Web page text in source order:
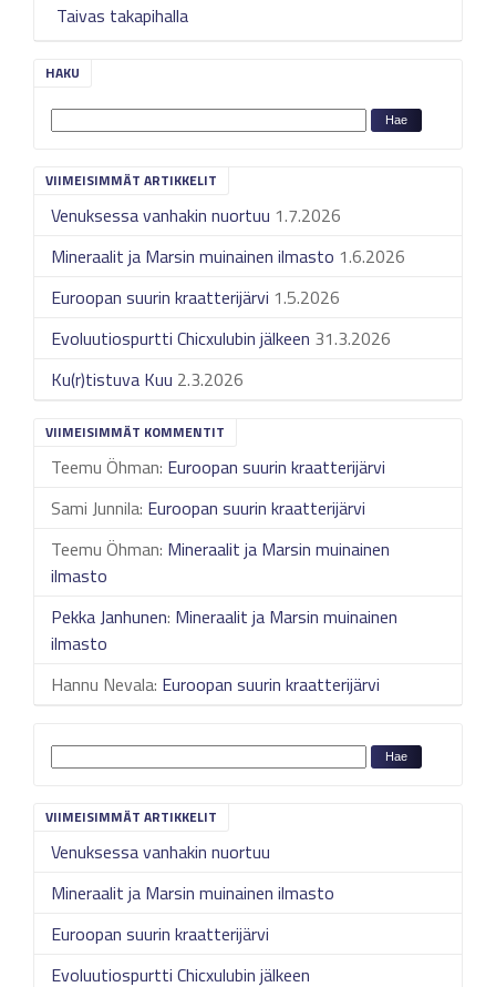
Taivas takapihalla
HAKU
VIIMEISIMMÄT ARTIKKELIT
Venuksessa vanhakin nuortuu 1.7.2026
Mineraalit ja Marsin muinainen ilmasto 1.6.2026
Euroopan suurin kraatterijärvi 1.5.2026
Evoluutiospurtti Chicxulubin jälkeen 31.3.2026
Ku(r)tistuva Kuu 2.3.2026
VIIMEISIMMÄT KOMMENTIT
Teemu Öhman: Euroopan suurin kraatterijärvi
Sami Junnila: Euroopan suurin kraatterijärvi
Teemu Öhman: Mineraalit ja Marsin muinainen
ilmasto
Pekka Janhunen: Mineraalit ja Marsin muinainen
ilmasto
Hannu Nevala: Euroopan suurin kraatterijärvi
VIIMEISIMMÄT ARTIKKELIT
Venuksessa vanhakin nuortuu
Mineraalit ja Marsin muinainen ilmasto
Euroopan suurin kraatterijärvi
Evoluutiospurtti Chicxulubin jälkeen